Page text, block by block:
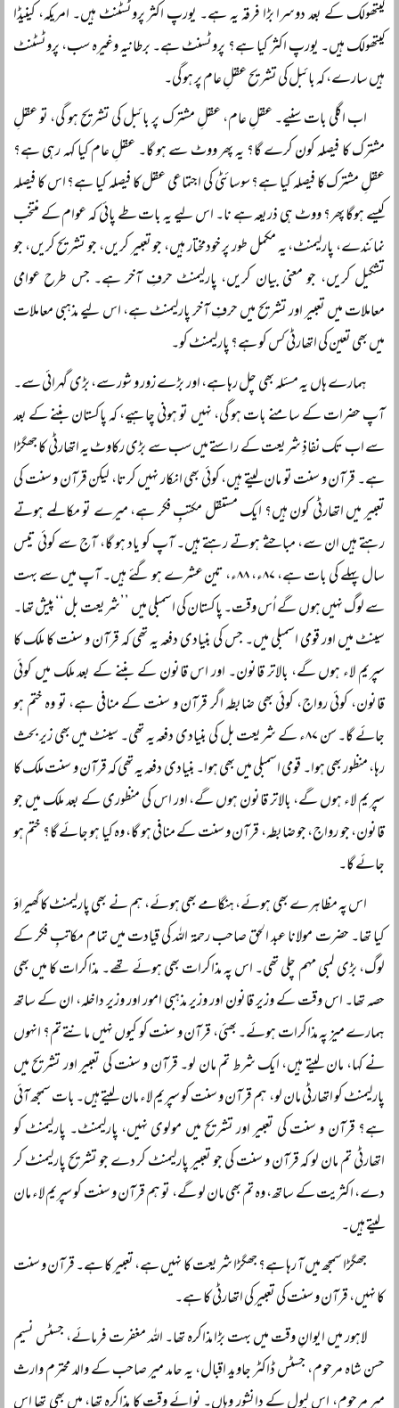
کیتھولک کے بعد دوسرا بڑا فرقہ یہ ہے۔ یورپ اکثر پروٹسٹنٹ ہیں۔ امریکہ، کینیڈا
کیتھولک ہیں۔ یورپ اکثر کیا ہے؟ پروٹسنٹ ہے۔ برطانیہ وغیرہ سب، پروٹسٹنٹ
ہیں سارے، کہ بائبل کی تشریح عقلِ عام پر ہو گی۔
اب اگلی بات سنیے۔ عقلِ عام، عقلِ مشترک پر بائبل کی تشریح ہو گی، تو عقلِ
مشترک کا فیصلہ کون کرے گا؟ یہ پھر ووٹ سے ہو گا۔ عقلِ عام کیا کہہ رہی ہے؟
عقلِ مشترک کا فیصلہ کیا ہے؟ سوسائٹی کی اجتماعی عقل کا فیصلہ کیا ہے؟ اس کا فیصلہ
کیسے ہوگا پھر؟ ووٹ ہی ذریعہ ہے نا۔ اس لیے یہ بات طے پائی کہ عوام کے منتخب
نمائندے، پارلیمنٹ، یہ مکمل طور پر خودمختار ہیں، جو تعبیر کریں، جو تشریح کریں، جو
تشکیل کریں، جو معنی بیان کریں، پارلیمنٹ حرفِ آخر ہے۔ جس طرح عوامی
معاملات میں تعبیر اور تشریح میں حرفِ آخر پارلیمنٹ ہے، اس لیے مذہبی معاملات
میں بھی تعین کی اتھارٹی کس کو ہے؟ پارلیمنٹ کو۔
ہمارے ہاں یہ مسئلہ بھی چل رہا ہے، اور بڑے زور و شور سے، بڑی گہرائی سے۔
آپ حضرات کے سامنے بات ہو گی، نہیں تو ہونی چاہیے، کہ پاکستان بننے کے بعد
سے اب تک نفاذِ شریعت کے راستے میں سب سے بڑی رکاوٹ یہ اتھارٹی کا جھگڑا
ہے۔ قرآن و سنت تو مان لیتے ہیں، کوئی بھی انکار نہیں کرتا، لیکن قرآن و سنت کی
تعبیر میں اتھارٹی کون ہیں؟ ایک مستقل مکتبِ فکر ہے، میرے تو مکالمے ہوتے
رہتے ہیں ان سے، مباحثے ہوتے رہتے ہیں۔ آپ کو یاد ہو گا، آج سے کوئی تیس
سال پہلے کی بات ہے، ۸۷ء، ۸۸ء، تین عشرے ہو گئے ہیں۔ آپ میں سے بہت
سے لوگ نہیں ہوں گے اُس وقت۔ پاکستان کی اسمبلی میں ’’شریعت بل‘‘ پیش تھا۔
سینٹ میں اور قومی اسمبلی میں۔ جس کی بنیادی دفعہ یہ تھی کہ قرآن و سنت کا ملک کا
سپریم لاء ہوں گے، بالاتر قانون۔ اور اس قانون کے بننے کے بعد ملک میں کوئی
قانون، کوئی رواج، کوئی بھی ضابطہ اگر قرآن و سنت کے منافی ہے، تو وہ ختم ہو
جائے گا۔ سن ۸۷ء کے شریعت بل کی بنیادی دفعہ یہ تھی۔ سینٹ میں بھی زیر بحث
رہا، منظور بھی ہوا۔ قومی اسمبلی میں بھی ہوا۔ بنیادی دفعہ یہ تھی کہ قرآن و سنت ملک کا
سپریم لاء ہوں گے، بالاتر قانون ہوں گے، اور اس کی منظوری کے بعد ملک میں جو
قانون، جو رواج، جو ضابطہ، قرآن و سنت کے منافی ہو گا، وہ کیا ہو جائے گا؟ ختم ہو
جائے گا۔
اس پہ مظاہرے بھی ہوئے، ہنگامے بھی ہوئے، ہم نے بھی پارلیمنٹ کا گھیراؤ
کیا تھا۔ حضرت مولانا عبد الحق صاحب رحمۃ اللہ کی قیادت میں تمام مکاتبِ فکر کے
لوگ، بڑی لمبی مہم چلی تھی۔ اس پہ مذاکرات بھی ہوئے تھے۔ مذاکرات کا میں بھی
حصہ تھا۔ اس وقت کے وزیر قانون اور وزیر مذہبی امور اور وزیر داخلہ، ان کے ساتھ
ہمارے میز پہ مذاکرات ہوئے۔ بھئی، قرآن و سنت کو کیوں نہیں مانتے تم؟ انہوں
نے کہا، مان لیتے ہیں، ایک شرط تم مان لو۔ قرآن و سنت کی تعبیر اور تشریح میں
پارلیمنٹ کو اتھارٹی مان لو، ہم قرآن و سنت کو سپریم لاء مان لیتے ہیں۔ بات سمجھ آئی
ہے؟ قرآن و سنت کی تعبیر اور تشریح میں مولوی نہیں، پارلیمنٹ۔ پارلیمنٹ کو
اتھارٹی تم مان لو کہ قرآن و سنت کی جو تعبیر پارلیمنٹ کر دے جو تشریح پارلیمنٹ کر
دے، اکثریت کے ساتھ، وہ تم بھی مان لو گے، تو ہم قرآن و سنت کو سپریم لاء مان
لیتے ہیں۔
جھگڑا سمجھ میں آ رہا ہے؟ جھگڑا شریعت کا نہیں ہے، تعبیر کا ہے۔ قرآن و سنت
کا نہیں، قرآن و سنت کی تعبیر کی اتھارٹی کا ہے۔
لاہور میں ایوانِ وقت میں بہت بڑا مذاکرہ تھا۔ اللہ مغفرت فرمائے، جسٹس نسیم
حسن شاہ مرحوم، جسٹس ڈاکٹر جاوید اقبال، یہ حامد میر صاحب کے والد محترم وارث